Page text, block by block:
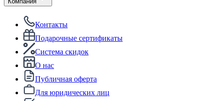
Контакты
Подарочные сертификаты
Система скидок
О нас
Публичная оферта
Для юридических лиц